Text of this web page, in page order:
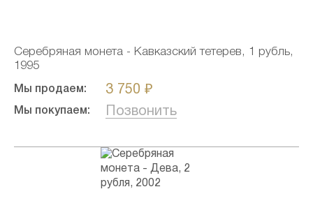
Серебряная монета - Кавказский тетерев, 1 рубль,
1995
Мы продаем: 3 750 ₽
Мы покупаем: Позвонить